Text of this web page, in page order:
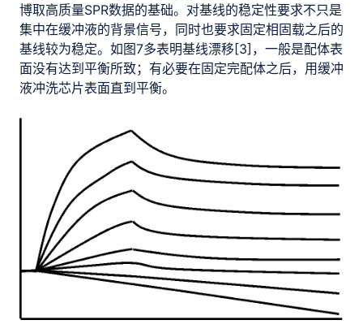
博取高质量SPR数据的基础。对基线的稳定性要求不只是
集中在缓冲液的背景信号，同时也要求固定相固载之后的
基线较为稳定。如图7多表明基线漂移[3]，一般是配体表
面没有达到平衡所致；有必要在固定完配体之后，用缓冲
液冲洗芯片表面直到平衡。